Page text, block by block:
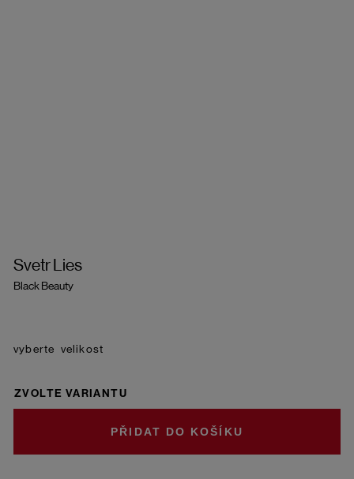
Svetr Lies
Black Beauty
velikost
ZVOLTE VARIANTU
DO KOŠÍKU